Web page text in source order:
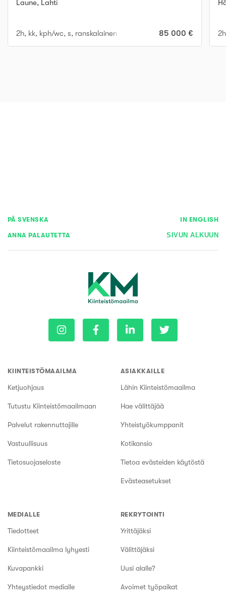
Laune, Lahti
2h, kk, kph/wc, s, ranskalainen p 85 000 €
PÅ SVENSKA IN ENGLISH
ANNA PALAUTETTA SIVUN ALKUUN
KIINTEISTÖMAAILMA
Ketjuohjaus
Tutustu Kiinteistömaailmaan
Palvelut rakennuttajille
Vastuullisuus
Tietosuojaseloste
ASIAKKAILLE
Lähin Kiinteistömaailma
Hae välittäjää
Yhteistyökumppanit
Kotikansio
Tietoa evästeiden käytöstä
Evästeasetukset
MEDIALLE
Tiedotteet
Kiinteistömaailma lyhyesti
Kuvapankki
Yhteystiedot medialle
REKRYTOINTI
Yrittäjäksi
Välittäjäksi
Uusi alalle?
Avoimet työpaikat